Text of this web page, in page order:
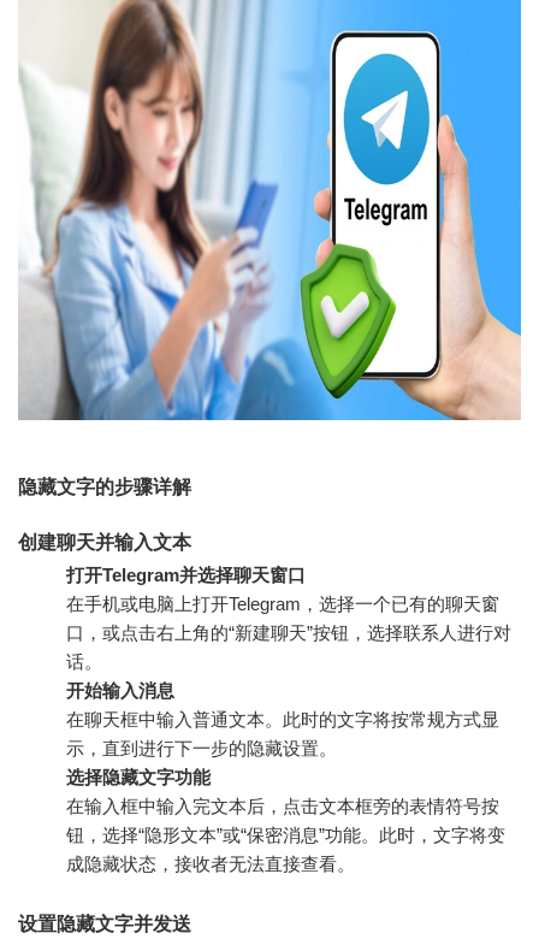
隐藏文字的步骤详解
创建聊天并输入文本
打开Telegram并选择聊天窗口
在手机或电脑上打开Telegram，选择一个已有的聊天窗
口，或点击右上角的“新建聊天”按钮，选择联系人进行对
话。
开始输入消息
在聊天框中输入普通文本。此时的文字将按常规方式显
示，直到进行下一步的隐藏设置。
选择隐藏文字功能
在输入框中输入完文本后，点击文本框旁的表情符号按
钮，选择“隐形文本”或“保密消息”功能。此时，文字将变
成隐藏状态，接收者无法直接查看。
设置隐藏文字并发送